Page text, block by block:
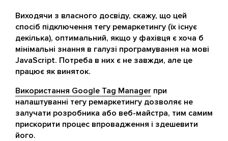
Виходячи з власного досвіду, скажу, що цей
спосіб підключення тегу ремаркетингу (їх існує
декілька), оптимальний, якщо у фахівця є хоча б
мінімальні знання в галузі програмування на мові
JavaScript. Потреба в них є не завжди, але це
працює як виняток.
Використання Google Tag Manager при
налаштуванні тегу ремаркетингу дозволяє не
залучати розробника або веб-майстра, тим самим
прискорити процес впровадження і здешевити
його.